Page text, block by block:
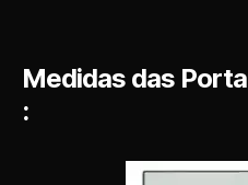
Medidas das
: